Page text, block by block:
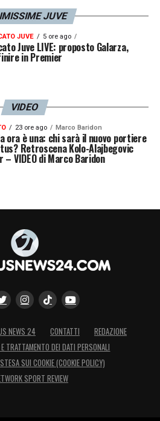
JUVE
JUVE 5 ore ago
Juve LIVE: proposto Galarza,
in Premier
VIDEO
23 ore ago Marco Baridon
ora è una: chi sarà il nuovo portiere
Retroscena Kolo-Alajbegovic
– VIDEO di Marco Baridon
NEWS 24 CONTATTI
REDAZIONE
TRATTAMENTO DEI DATI PERSONALI
SUI COOKIE (COOKIE POLICY)
SPORT REVIEW